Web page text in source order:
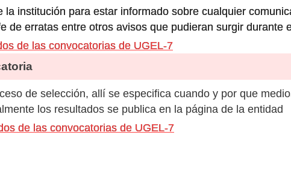
la institución para estar informado sobre cualquier
de erratas entre otros avisos que pudieran surgir durante
de las convocatorias de UGEL-7
de selección, allí se especifica cuando y por que
los resultados se publica en la página de la entidad
de las convocatorias de UGEL-7